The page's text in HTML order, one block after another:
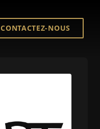
CONTACTEZ-NOUS